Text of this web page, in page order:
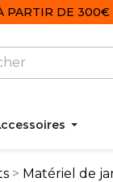
PARTIR DE
Matériel de